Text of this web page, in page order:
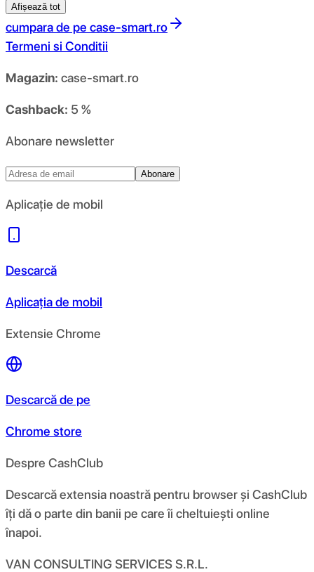
Afișează tot
cumpara de pe case-smart.ro
Termeni si Conditii
Magazin: case-smart.ro
Cashback: 5 %
Abonare newsletter
Abonare
Aplicație de mobil
Descarcă
Aplicația de mobil
Extensie Chrome
Descarcă de pe
Chrome store
Despre CashClub
Descarcă extensia noastră pentru browser și CashClub
îți dă o parte din banii pe care îi cheltuiești online
înapoi.
VAN CONSULTING SERVICES S.R.L.